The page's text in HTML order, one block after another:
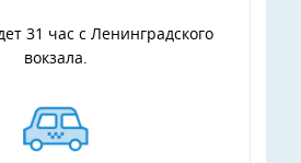
31 час с Ленинградского
вокзала.